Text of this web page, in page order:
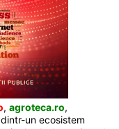
, agroteca.ro,
un ecosistem